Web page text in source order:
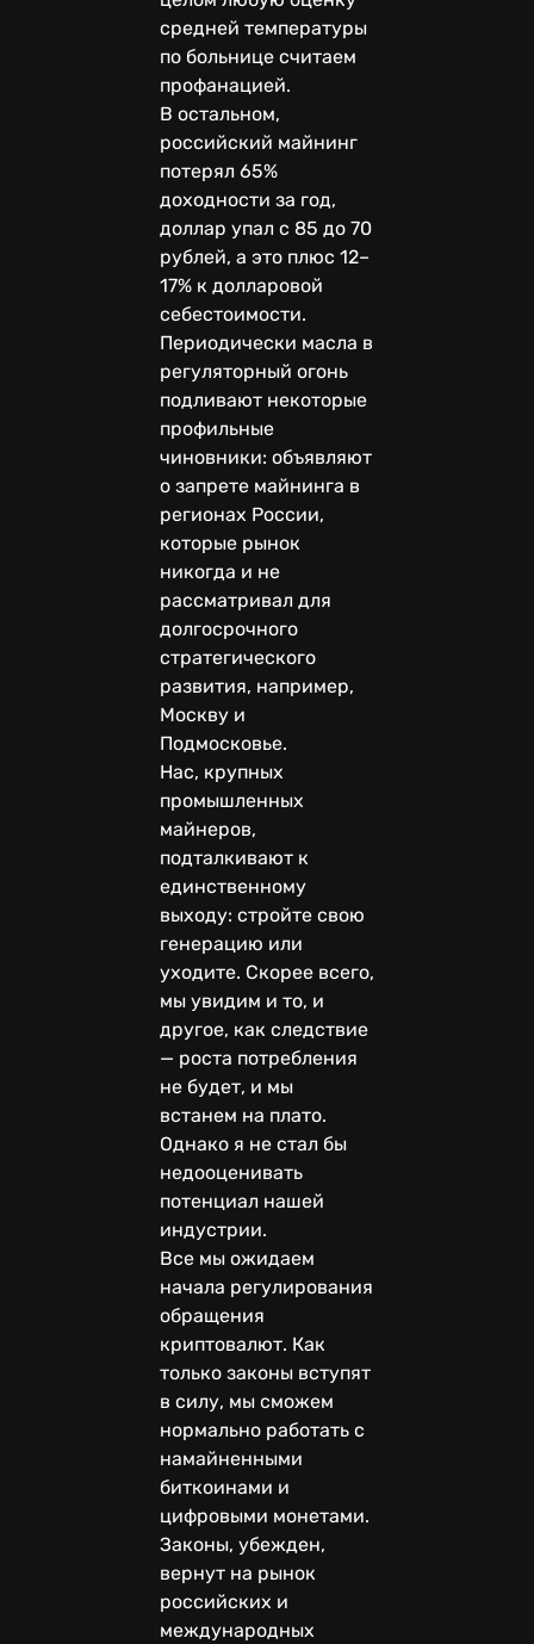
средней температуры
по больнице считаем
профанацией.
В остальном,
российский майнинг
потерял 65%
доходности за год,
доллар упал с 85 до 70
рублей, а это плюс 12–
17% к долларовой
себестоимости.
Периодически масла в
регуляторный огонь
подливают некоторые
профильные
чиновники: объявляют
о запрете майнинга в
регионах России,
которые рынок
никогда и не
рассматривал для
долгосрочного
стратегического
развития, например,
Москву и
Подмосковье.
Нас, крупных
промышленных
майнеров,
подталкивают к
единственному
выходу: стройте свою
генерацию или
уходите. Скорее всего,
мы увидим и то, и
другое, как следствие
— роста потребления
не будет, и мы
встанем на плато.
Однако я не стал бы
недооценивать
потенциал нашей
индустрии.
Все мы ожидаем
начала регулирования
обращения
криптовалют. Как
только законы вступят
в силу, мы сможем
нормально работать с
намайненными
биткоинами и
цифровыми монетами.
Законы, убежден,
вернут на рынок
российских и
международных